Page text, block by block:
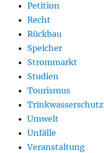
Petition
Recht
Rückbau
Speicher
Strommarkt
Studien
Tourismus
Trinkwasserschutz
Umwelt
Unfälle
Veranstaltung